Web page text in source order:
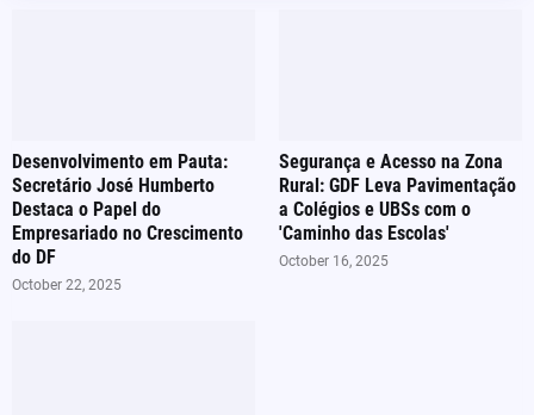
Desenvolvimento em Pauta:
Secretário José Humberto
Destaca o Papel do
Empresariado no Crescimento
do DF
October 22, 2025
Segurança e Acesso na Zona
Rural: GDF Leva Pavimentação
a Colégios e UBSs com o
'Caminho das Escolas'
October 16, 2025